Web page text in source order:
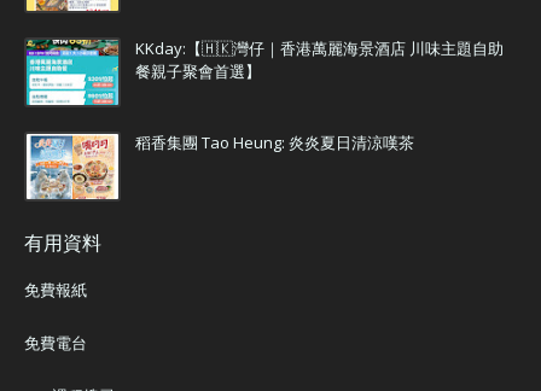
KKday:【🇭🇰灣仔｜香港萬麗海景酒店 川味主題自助
餐親子聚會首選】
稻香集團 Tao Heung: 炎炎夏日清涼嘆茶
有用資料
免費報紙
免費電台